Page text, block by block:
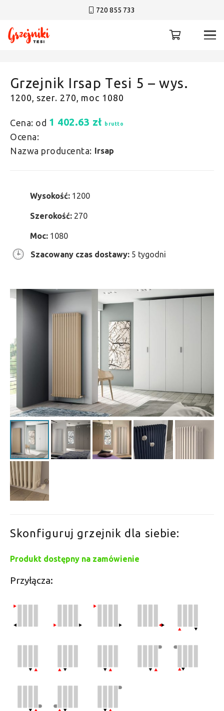
720 855 733
Grzejnik Irsap Tesi 5 – wys.
1200, szer. 270, moc 1080
Cena: od 1 402.63 zł brutto
Ocena:
Nazwa producenta: Irsap
Wysokość: 1200
Szerokość: 270
Moc: 1080
Szacowany czas dostawy: 5 tygodni
Skonfiguruj grzejnik dla siebie:
Produkt dostępny na zamówienie
Przyłącza: